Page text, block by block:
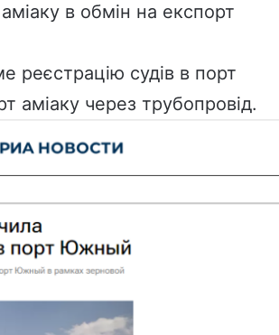
аміаку в обмін на експорт
реєстрацію судів в порт
аміаку через трубопровід.